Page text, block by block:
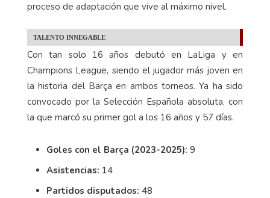
proceso de adaptación que vive al máximo nivel.
TALENTO INNEGABLE
Con tan solo 16 años debutó en LaLiga y en
Champions League, siendo el jugador más joven en
la historia del Barça en ambos torneos. Ya ha sido
convocado por la Selección Española absoluta, con
la que marcó su primer gol a los 16 años y 57 días.
Goles con el Barça (2023-2025): 9
Asistencias: 14
Partidos disputados: 48